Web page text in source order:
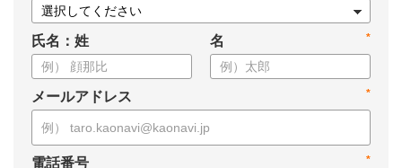
氏名：姓 *
名
*
メールアドレス
*
電話番号